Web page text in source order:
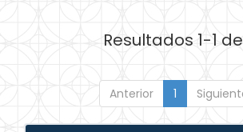
Resultados 1-1 de
Anterior 1